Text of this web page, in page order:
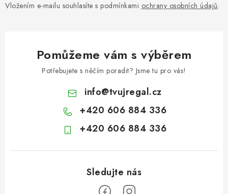
Vložením e-mailu souhlasíte s podmínkami ochrany osobních údajů.
Pomůžeme vám s výběrem
Potřebujete s něčím poradit? Jsme tu pro vás!
info@tvujregal.cz
+420 606 884 336
+420 606 884 336